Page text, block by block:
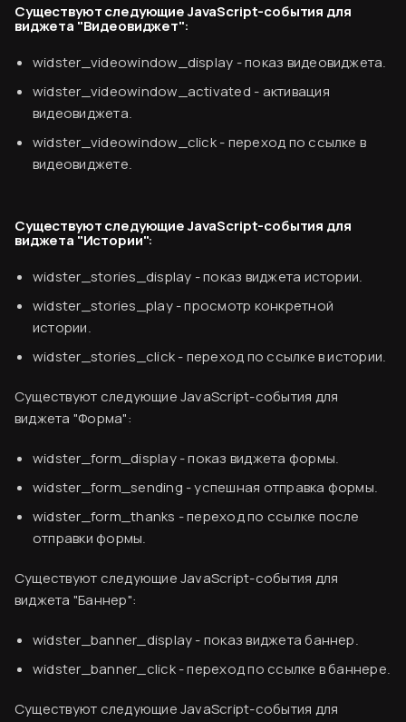
База знаний
Существуют следующие JavaScript-события для
виджета "Видеовиджет":
widster_videowindow_display - показ видеовиджета.
widster_videowindow_activated - активация
видеовиджета.
widster_videowindow_click- переход по ссылке в
видеовиджете.
Существуют следующие JavaScript-события для
виджета "Истории":
widster_stories_display - показ виджета истории.
widster_stories_play- просмотр конкретной
истории.
widster_stories_click- переход по ссылке в истории.
Существуют следующие JavaScript-события для
виджета "Форма":
widster_form_display- показ виджета формы.
widster_form_sending - успешная отправка формы.
widster_form_thanks - переход по ссылке после
отправки формы.
Существуют следующие JavaScript-события для
виджета "Баннер":
widster_banner_display- показ виджета баннер.
widster_banner_click- переход по ссылке в баннере.
Существуют следующие JavaScript-события для
Финальный ужин Два шефа – одна кухня
Хотите приобщиться к миру высокой кухни и
Настройка аналитики в Яндекс.Метрика
Как узнать свой счетчик Яндекс.Метрики